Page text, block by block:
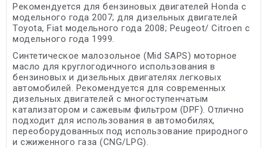
Рекомендуется для бензиновых двигателей Honda с
модельного года 2007; для дизельных двигателей
Toyota, Fiat модельного года 2008; Peugeot/ Citroen с
модельного года 1999.
Синтетическое малозольное (Mid SAPS) моторное
масло для круглогодичного использования в
бензиновых и дизельных двигателях легковых
автомобилей. Рекомендуется для современных
дизельных двигателей с многоступенчатым
катализатором и сажевым фильтром (DPF). Отлично
подходит для использования в автомобилях,
переоборудованных под использование природного
и сжиженного газа (CNG/LPG).